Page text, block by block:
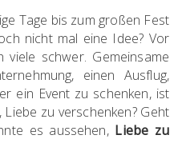
Tage bis zum großen Fest
nicht mal eine Idee? Vor
schwer. Gemeinsame
einen Ausflug,
ein Event zu schenken, ist
zu verschenken? Geht
es aussehen, Liebe zu